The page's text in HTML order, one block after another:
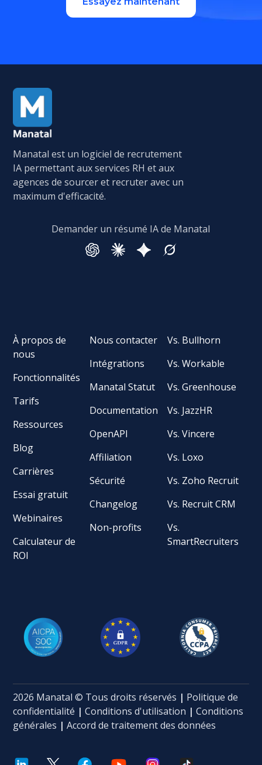
Manatal est un logiciel de recrutement
IA permettant aux services RH et aux
agences de sourcer et recruter avec un
maximum d'efficacité.
Demander un résumé IA de Manatal
À propos de
nous
Fonctionnalités
Tarifs
Ressources
Blog
Carrières
Essai gratuit
Webinaires
Calculateur de
ROI
Nous contacter
Intégrations
Manatal Statut
Documentation
OpenAPI
Affiliation
Sécurité
Changelog
Non-profits
Vs. Bullhorn
Vs. Workable
Vs. Greenhouse
Vs. JazzHR
Vs. Vincere
Vs. Loxo
Vs. Zoho Recruit
Vs. Recruit CRM
Vs.
SmartRecruiters
2026 Manatal © Tous droits réservés | Politique de
confidentialité |Conditions d'utilisation | Conditions
générales | Accord de traitement des données